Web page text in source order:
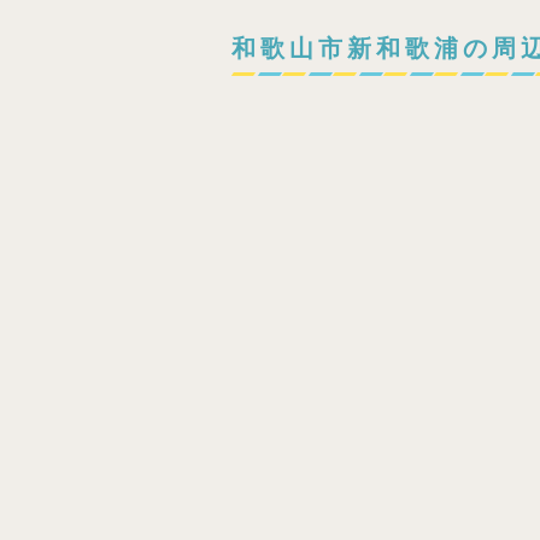
和歌山市新和歌浦の周